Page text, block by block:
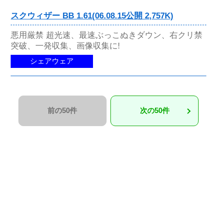
スクウィザー BB 1.61(06.08.15公開 2,757K)
悪用厳禁 超光速、最速ぶっこぬきダウン、右クリ禁
突破、一発収集、画像収集に!
シェアウェア
前の50件 次の50件